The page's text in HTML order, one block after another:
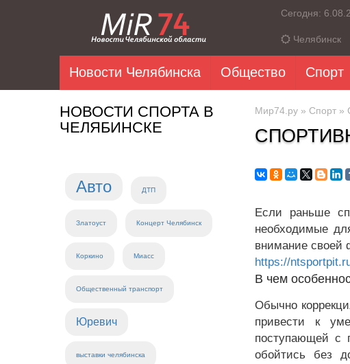
Сегодня:
Челябинск
Новости Челябинска Общество Спорт
НОВОСТИ СПОРТА В
ЧЕЛЯБИНСКЕ
Авто ДТП
Златоуст Концерт Челябинск
Коркино Миасс
Общественный транспорт
Юревич
выставки челябинска
Мир74.ру » Спорт »
Если раньше
необходимые
внимание своей
https://
В чем
Обычно
привести к
поступающей с
обойтись без